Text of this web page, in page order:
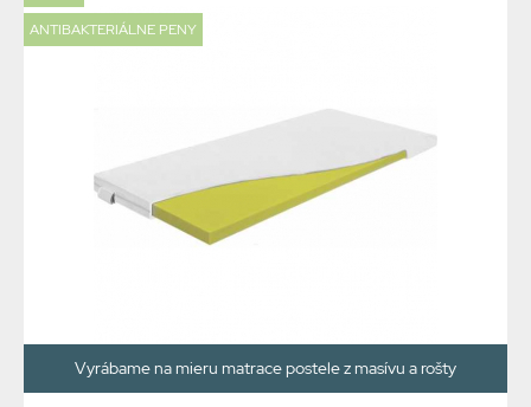
ANTIBAKTERIÁLNE PENY
Vyrábame na mieru matrace postele z masívu a rošty